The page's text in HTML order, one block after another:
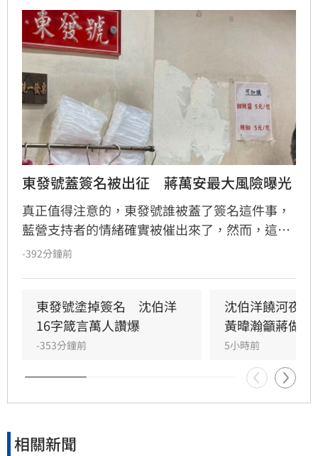
東發號蓋簽名被出征　蔣萬安最大風險曝光
真正值得注意的，東發號誰被蓋了簽名這件事，
藍營支持者的情緒確實被催出來了，然而，這些
情緒卻沒有重新轉換成蔣萬安的政治聲量，反而
-392分鐘前
東發號塗掉簽名　沈伯洋
16字箴言萬人讚爆
-353分鐘前
沈伯洋饒河夜
黃暐瀚籲蔣做1
5小時前
相關新聞